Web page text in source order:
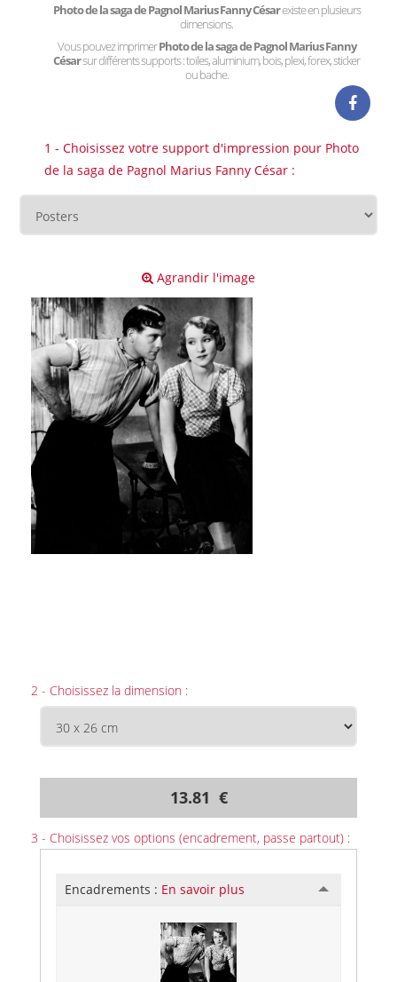
Photo de la saga de Pagnol Marius Fanny Césarexiste en plusieurs
dimensions.
Vous pouvez imprimerPhoto de la saga de Pagnol Marius Fanny
Césarsur différents supports : toiles, aluminium, bois, plexi, forex, sticker
ou bache.
1 - Choisissez votre support d'impression pour Photo
de la saga de Pagnol Marius Fanny César :
Agrandir l'image
2 - Choisissez la dimension :
13.81 €
3 - Choisissez vos options (encadrement, passe partout) :
Encadrements : En savoir plus